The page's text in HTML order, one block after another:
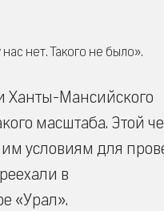
нет. Такого не было».
Ханты-Мансийского
масштаба. Этой
условиям для
в
«Урал».